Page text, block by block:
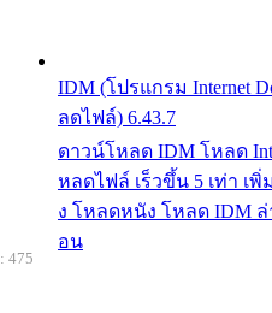
IDM (โปรแกรม Internet
ลดไฟล์) 6.43.7
ดาวน์โหลด IDM โหลด
หลดไฟล์ เร็วขึ้น 5 เท่า เ
ง โหลดหนัง โหลด IDM ล่
อน
475